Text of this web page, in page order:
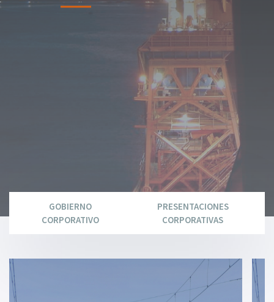
GOBIERNO
CORPORATIVO
PRESENTACIONES
CORPORATIVAS